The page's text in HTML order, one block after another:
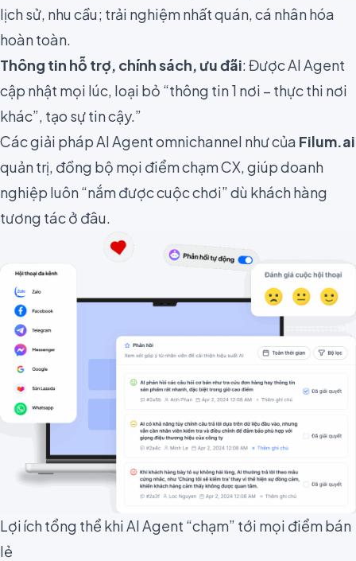
lịch sử, nhu cầu; trải nghiệm nhất quán, cá nhân hóa
hoàn toàn.
Thông tin hỗ trợ, chính sách, ưu đãi: Được AI Agent
cập nhật mọi lúc, loại bỏ “thông tin 1 nơi – thực thi nơi
khác”, tạo sự tin cậy.”
Các giải pháp AI Agent omnichannel như của Filum.ai
quản trị, đồng bộ mọi điểm chạm CX, giúp doanh
nghiệp luôn “nắm được cuộc chơi” dù khách hàng
tương tác ở đâu.
Lợi ích tổng thể khi AI Agent “chạm” tới mọi điểm bán
lẻ